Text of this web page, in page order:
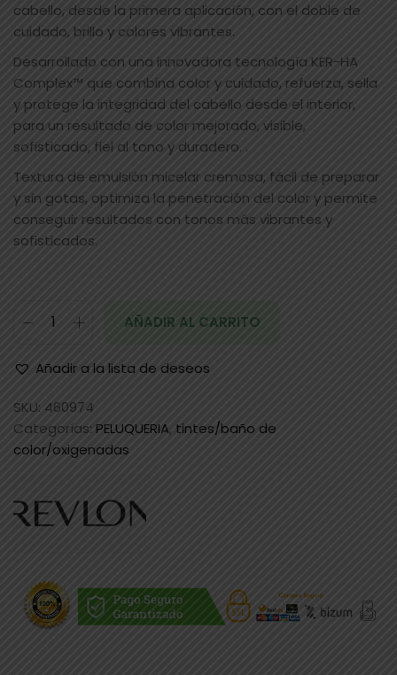
cabello, desde la primera aplicación, con el doble de
cuidado, brillo y colores vibrantes.
Desarrollado con una innovadora tecnología KER-HA
Complex™ que combina color y cuidado, refuerza, sella
y protege la integridad del cabello desde el interior,
para un resultado de color mejorado, visible,
sofisticado, fiel al tono y duradero. .
Textura de emulsión micelar cremosa, fácil de preparar
y sin gotas, optimiza la penetración del color y permite
conseguir resultados con tonos más vibrantes y
sofisticados.
AÑADIR AL CARRITO
Añadir a la lista de deseos
SKU: 460974
Categorías: PELUQUERIA, tintes/baño de
color/oxigenadas